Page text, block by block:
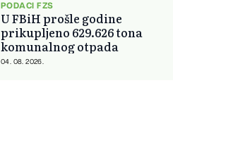
PODACI FZS
U FBiH prošle godine
prikupljeno 629.626 tona
komunalnog otpada
04. 08. 2026.